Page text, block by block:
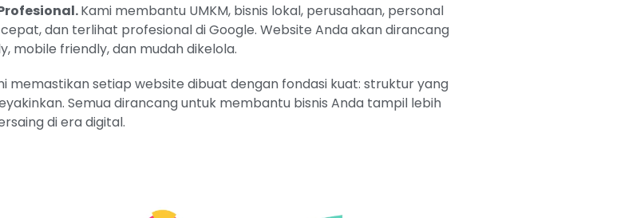
Kami membantu UMKM, bisnis lokal, perusahaan, personal
dan terlihat profesional di Google. Website Anda akan dirancang
mobile friendly, dan mudah dikelola.
memastikan setiap website dibuat dengan fondasi kuat: struktur yang
Semua dirancang untuk membantu bisnis Anda tampil lebih
di era digital.